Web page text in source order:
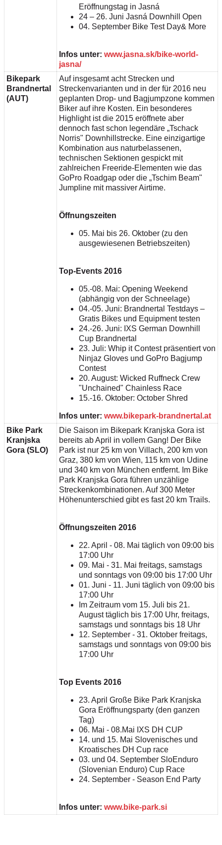
Eröffnungstag in Jasná
24 – 26. Juni Jasná Downhill Open
04. September Bike Test Day& More
Infos unter: www.jasna.sk/bike-world-
jasna/
Bikepark
Brandnertal
(AUT)
Auf insgesamt acht Strecken und
Streckenvarianten und in der für 2016 neu
geplanten Drop- und Bagjumpzone kommen
Biker auf ihre Kosten. Ein besonderes
Highlight ist die 2015 eröffnete aber
dennoch fast schon legendäre „Tschack
Norris" Downhillstrecke. Eine einzigartige
Kombination aus naturbelassenen,
technischen Sektionen gespickt mit
zahlreichen Freeride-Elementen wie das
GoPro Roadgap oder die „Tschim Beam"
Jumpline mit massiver Airtime.
Öffnungszeiten
05. Mai bis 26. Oktober (zu den
ausgewiesenen Betriebszeiten)
Top-Events 2016
05.-08. Mai: Opening Weekend
(abhängig von der Schneelage)
04.-05. Juni: Brandnertal Testdays –
Gratis Bikes und Equipment testen
24.-26. Juni: IXS German Downhill
Cup Brandnertal
23. Juli: Whip it Contest präsentiert von
Ninjaz Gloves und GoPro Bagjump
Contest
20. August: Wicked Ruffneck Crew
"Unchained" Chainless Race
15.-16. Oktober: October Shred
Infos unter: www.bikepark-brandnertal.at
Bike Park
Kranjska
Gora (SLO)
Die Saison im Bikepark Kranjska Gora ist
bereits ab April in vollem Gang! Der Bike
Park ist nur 25 km von Villach, 200 km von
Graz, 380 km von Wien, 115 km von Udine
und 340 km von München entfernt. Im Bike
Park Kranjska Gora führen unzählige
Streckenkombinationen. Auf 300 Meter
Höhenunterschied gibt es fast 20 km Trails.
Öffnungszeiten 2016
22. April - 08. Mai täglich von 09:00 bis
17:00 Uhr
09. Mai - 31. Mai freitags, samstags
und sonntags von 09:00 bis 17:00 Uhr
01. Juni - 11. Juni täglich von 09:00 bis
17:00 Uhr
Im Zeitraum vom 15. Juli bis 21.
August täglich bis 17:00 Uhr, freitags,
samstags und sonntags bis 18 Uhr
12. September - 31. Oktober freitags,
samstags und sonntags von 09:00 bis
17:00 Uhr
Top Events 2016
23. April Große Bike Park Kranjska
Gora Eröffnungsparty (den ganzen
Tag)
06. Mai - 08.Mai IXS DH CUP
14. und 15. Mai Slovenisches und
Kroatisches DH Cup race
03. und 04. September SloEnduro
(Slovenian Enduro) Cup Race
24. September - Season End Party
Infos unter: www.bike-park.si